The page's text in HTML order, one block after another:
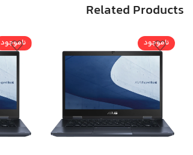
Related Products
ناموجود ناموجود